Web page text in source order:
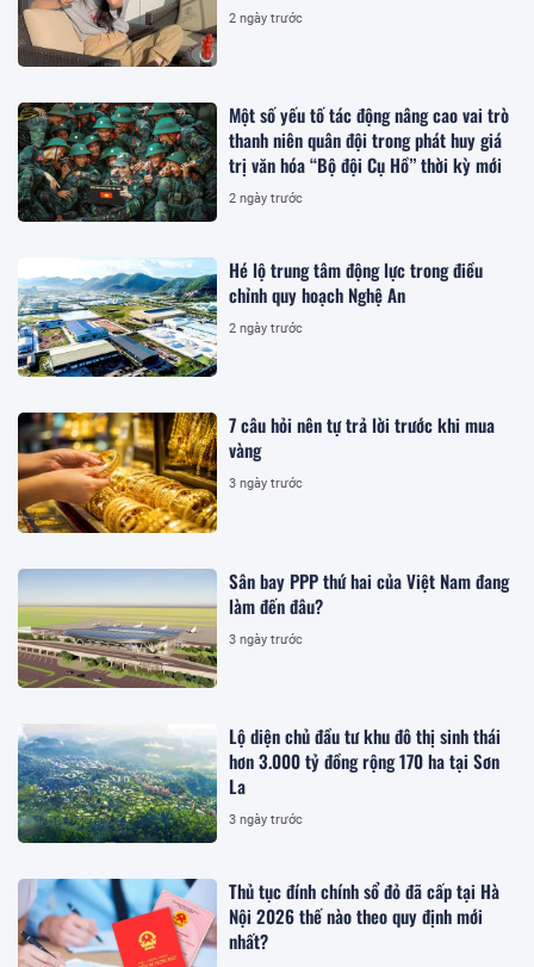
2 ngày trước
Một số yếu tố tác động nâng cao vai trò
thanh niên quân đội trong phát huy giá
trị văn hóa “Bộ đội Cụ Hồ” thời kỳ mới
2 ngày trước
Hé lộ trung tâm động lực trong điều
chỉnh quy hoạch Nghệ An
2 ngày trước
7 câu hỏi nên tự trả lời trước khi mua
vàng
3 ngày trước
Sân bay PPP thứ hai của Việt Nam đang
làm đến đâu?
3 ngày trước
Lộ diện chủ đầu tư khu đô thị sinh thái
hơn 3.000 tỷ đồng rộng 170 ha tại Sơn
La
3 ngày trước
Thủ tục đính chính sổ đỏ đã cấp tại Hà
Nội 2026 thế nào theo quy định mới
nhất?